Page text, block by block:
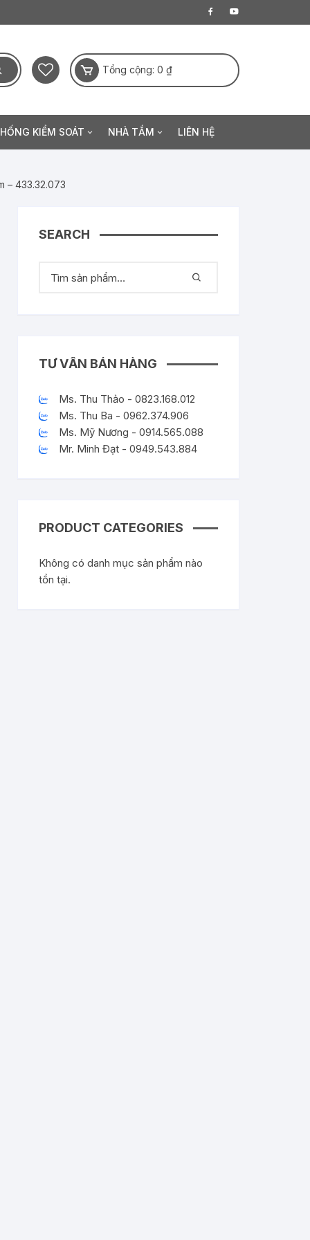
Tổng cộng: 0 ₫
KIỂM SOÁT NHÀ TẮM
Sen tay
LIÊN HỆ
– 433.32.073
SEARCH
TƯ VẤN BÁN HÀNG
Ms. Thu Thảo - 0823.168.012
Ms. Thu Ba - 0962.374.906
Ms. Mỹ Nương - 0914.565.088
Mr. Minh Đạt - 0949.543.884
PRODUCT CATEGORIES
Không có danh mục sản phẩm nào
tồn tại.